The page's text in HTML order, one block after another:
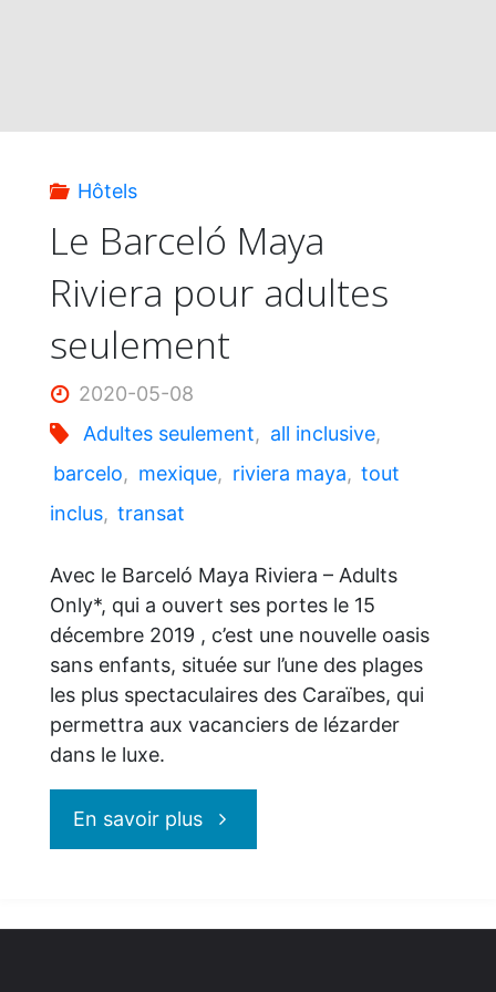
Hôtels
Le Barceló Maya
Riviera pour adultes
seulement
2020-05-08
Adultes seulement, all inclusive,
barcelo, mexique, riviera maya, tout
inclus, transat
Avec le Barceló Maya Riviera – Adults
Only*, qui a ouvert ses portes le 15
décembre 2019 , c’est une nouvelle oasis
sans enfants, située sur l’une des plages
les plus spectaculaires des Caraïbes, qui
permettra aux vacanciers de lézarder
dans le luxe.
En savoir plus"Le
Maya